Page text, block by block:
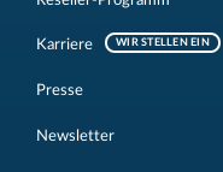
Karriere WIR STELLEN EIN
Presse
Newsletter